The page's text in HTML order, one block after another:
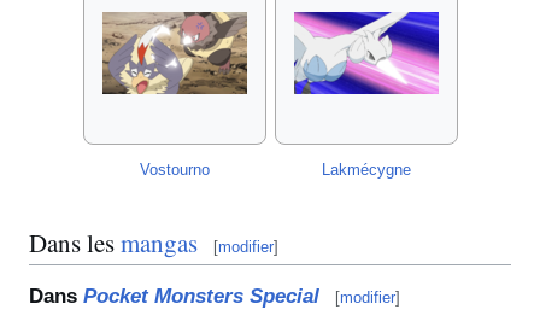
Vostourno Lakmécygne
Dans lesmangas [modifier]
Dans Pocket Monsters Special [modifier]